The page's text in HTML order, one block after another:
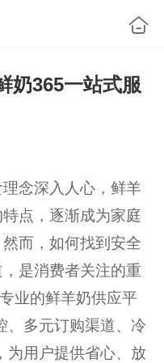
奶365一站式服
念深入人心，鲜羊
点，逐渐成为家庭
而，如何找到安全
是消费者关注的重
业的鲜羊奶供应平
、多元订购渠道、冷
为用户提供省心、放